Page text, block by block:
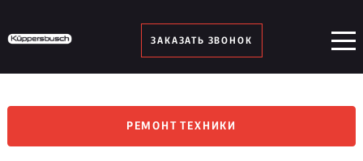
ЗАКАЗАТЬ ЗВОНОК
РЕМОНТ ТЕХНИКИ